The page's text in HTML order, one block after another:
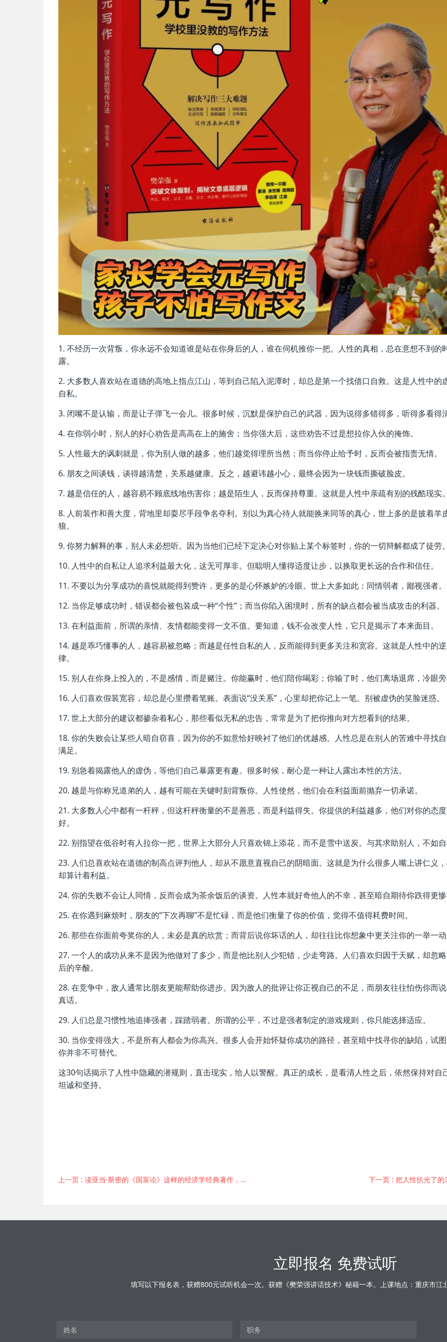
1. 不经历一次背叛，你永远不会知道谁是站在你身后的人，谁在伺机推你一把。人性的真相，总在意想不到的
露。
2. 大多数人喜欢站在道德的高地上指点江山，等到自己陷入泥潭时，却总是第一个找借口自救。这是人性中的
自私。
3. 闭嘴不是认输，而是让子弹飞一会儿。很多时候，沉默是保护自己的武器，因为说得多错得多，听得多看得清
4. 在你弱小时，别人的好心劝告是高高在上的施舍；当你强大后，这些劝告不过是想拉你入伙的掩饰。
5. 人性最大的讽刺就是，你为别人做的越多，他们越觉得理所当然；而当你停止给予时，反而会被指责无情。
6. 朋友之间谈钱，谈得越清楚，关系越健康。反之，越避讳越小心，最终会因为一块钱而撕破脸皮。
7. 越是信任的人，越容易不顾底线地伤害你；越是陌生人，反而保持尊重。这就是人性中亲疏有别的残酷现实。
8. 人前装作和善大度，背地里却耍尽手段争名夺利。别以为真心待人就能换来同等的真心，世上多的是披着羊
狼。
9. 你努力解释的事，别人未必想听。因为当他们已经下定决心对你贴上某个标签时，你的一切辩解都成了徒劳。
10. 人性中的自私让人追求利益最大化，这无可厚非。但聪明人懂得适度让步，以换取更长远的合作和信任。
11. 不要以为分享成功的喜悦就能得到赞许，更多的是心怀嫉妒的冷眼。世上大多如此：同情弱者，鄙视强者。
12. 当你足够成功时，错误都会被包装成一种“个性”；而当你陷入困境时，所有的缺点都会被当成攻击的利器。
13. 在利益面前，所谓的亲情、友情都能变得一文不值。要知道，钱不会改变人性，它只是揭示了本来面目。
14. 越是乖巧懂事的人，越容易被忽略；而越是任性自私的人，反而能得到更多关注和宽容。这就是人性中的
律。
15. 别人在你身上投入的，不是感情，而是赌注。你能赢时，他们陪你喝彩；你输了时，他们离场退席，冷眼旁
16. 人们喜欢假装宽容，却总是心里攒着笔账。表面说“没关系”，心里却把你记上一笔。别被虚伪的笑脸迷惑。
17. 世上大部分的建议都掺杂着私心，那些看似无私的忠告，常常是为了把你推向对方想看到的结果。
18. 你的失败会让某些人暗自窃喜，因为你的不如意恰好映衬了他们的优越感。人性总是在别人的苦难中寻找
满足。
19. 别急着揭露他人的虚伪，等他们自己暴露更有趣。很多时候，耐心是一种让人露出本性的方法。
20. 越是与你称兄道弟的人，越有可能在关键时刻背叛你。人性使然，他们会在利益面前抛弃一切承诺。
21. 大多数人心中都有一杆秤，但这杆秤衡量的不是善恶，而是利益得失。你提供的利益越多，他们对你的态
好。
22. 别指望在低谷时有人拉你一把，世界上大部分人只喜欢锦上添花，而不是雪中送炭。与其求助别人，不如自
23. 人们总喜欢站在道德的制高点评判他人，却从不愿意直视自己的阴暗面。这就是为什么很多人嘴上讲仁义
却算计着利益。
24. 你的失败不会让人同情，反而会成为茶余饭后的谈资。人性本就好奇他人的不幸，甚至暗自期待你跌得更惨
25. 在你遇到麻烦时，朋友的“下次再聊”不是忙碌，而是他们衡量了你的价值，觉得不值得耗费时间。
26. 那些在你面前夸奖你的人，未必是真的欣赏；而背后说你坏话的人，却往往比你想象中更关注你的一举一动
27. 一个人的成功从来不是因为他做对了多少，而是他比别人少犯错，少走弯路。人们喜欢归因于天赋，却忽
后的辛酸。
28. 在竞争中，敌人通常比朋友更能帮助你进步。因为敌人的批评让你正视自己的不足，而朋友往往怕伤你而
真话。
29. 人们总是习惯性地追捧强者，踩踏弱者。所谓的公平，不过是强者制定的游戏规则，你只能选择适应。
30. 当你变得强大，不是所有人都会为你高兴。很多人会开始怀疑你成功的路径，甚至暗中找寻你的缺陷，试
你并非不可替代。
这30句话揭示了人性中隐藏的潜规则，直击现实，给人以警醒。真正的成长，是看清人性之后，依然保持对自
坦诚和坚持。
上一页 : 读亚当·斯密的《国富论》这样的经济学经典著作，你会觉得晦涩难懂吗？ 下一页 : 把人性扒光了的
立即报名 免费试听
填写以下报名表，获赠800元试听机会一次。获赠《樊荣强讲话技术》秘籍一本。上课地点：重庆市